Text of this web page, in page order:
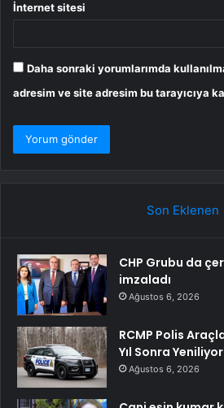
İnternet sitesi
Daha sonraki yorumlarımda
adresim ve site adresim bu tarayıcıya
Son Eklenen
CHP Grubu da
imzaladı
Ağustos 6, 2026
RCMP Polis
Yıl Sonra Yeniliyor
Ağustos 6, 2026